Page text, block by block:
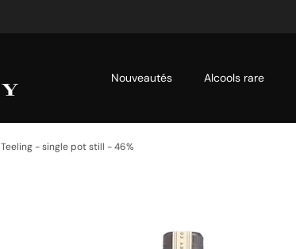
Nouveautés Alcools rare
Teeling - single pot still - 46%